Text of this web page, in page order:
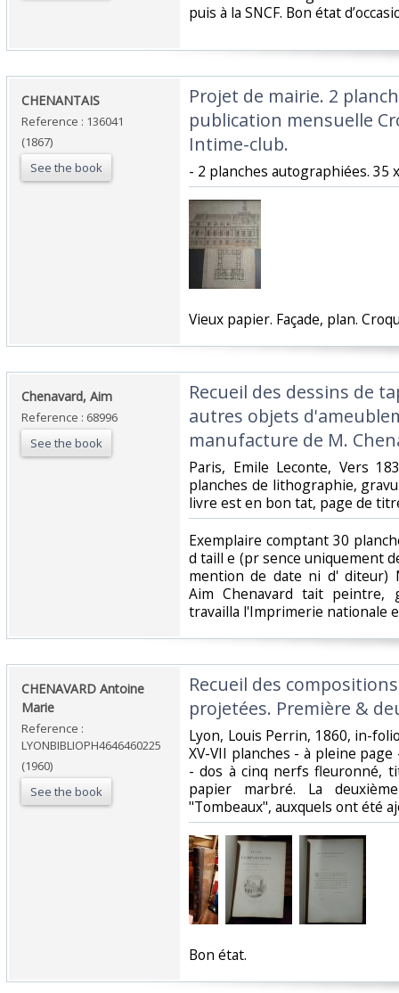
puis à la SNCF. Bon état
‎CHENANTAIS ‎
Reference : 136041
(1867)
See the book
‎Projet de mairie. 2
publication mensuelle
Intime-club.‎
‎- 2 planches autographiées. 35
‎Vieux papier. Façade, plan.
‎Chenavard, Aim ‎
Reference : 68996
See the book
‎Recueil des dessins de
autres objets
manufacture de M.
‎Paris, Emile Leconte, Vers
planches de lithographie,
livre est en bon tat, page de
‎Exemplaire comptant 30
d taill e (pr sence uniquement
mention de date ni d' diteur)
Aim Chenavard tait
travailla l'Imprimerie nationale
‎CHENAVARD Antoine
Marie‎
Reference :
LYONBIBLIOPH4646460225
(1960)
See the book
‎Recueil des
projetées. Première &
‎Lyon, Louis Perrin, 1860, in-
XV-VII planches - à pleine
- dos à cinq nerfs fleuronné,
papier marbré. La
"Tombeaux", auxquels ont été
‎Bon état.‎